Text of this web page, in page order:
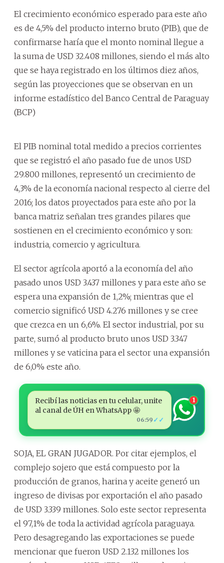
El crecimiento económico esperado para este año
es de 4,5% del producto interno bruto (PIB), que de
confirmarse haría que el monto nominal llegue a
la suma de USD 32.408 millones, siendo el más alto
que se haya registrado en los últimos diez años,
según las proyecciones que se observan en un
informe estadístico del Banco Central de Paraguay
(BCP)
El PIB nominal total medido a precios corrientes
que se registró el año pasado fue de unos USD
29.800 millones, representó un crecimiento de
4,3% de la economía nacional respecto al cierre del
2016; los datos proyectados para este año por la
banca matriz señalan tres grandes pilares que
sostienen en el crecimiento económico y son:
industria, comercio y agricultura.
El sector agrícola aportó a la economía del año
pasado unos USD 3.437 millones y para este año se
espera una expansión de 1,2%; mientras que el
comercio significó USD 4.276 millones y se cree
que crezca en un 6,6%. El sector industrial, por su
parte, sumó al producto bruto unos USD 3.347
millones y se vaticina para el sector una expansión
de 6,0% este año.
Recibí las noticias en tu celular, unite
al canal de ÚH en WhatsApp 🤩
06:59 ✓✓
1
SOJA, EL GRAN JUGADOR. Por citar ejemplos, el
complejo sojero que está compuesto por la
producción de granos, harina y aceite generó un
ingreso de divisas por exportación el año pasado
de USD 3.339 millones. Solo este sector representa
el 97,1% de toda la actividad agrícola paraguaya.
Pero desagregando las exportaciones se puede
mencionar que fueron USD 2.132 millones los